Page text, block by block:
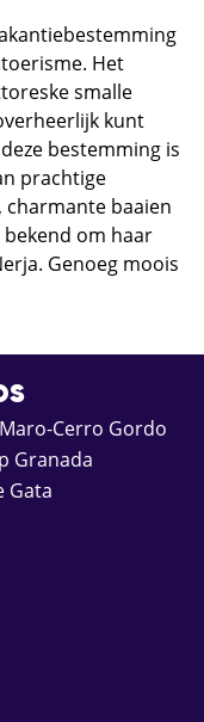
Het
smalle
kunt
bestemming is
prachtige
baaien
om haar
Genoeg moois
Cerro Gordo
Granada
Gata